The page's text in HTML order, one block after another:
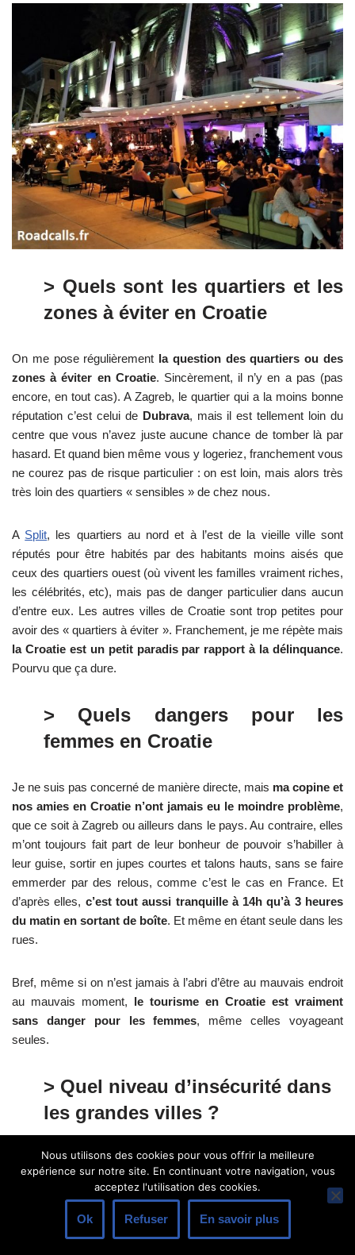
> Quels sont les quartiers et les
zones à éviter en Croatie
On me pose régulièrement la question des quartiers ou des
zones à éviter en Croatie. Sincèrement, il n’y en a pas (pas
encore, en tout cas). A Zagreb, le quartier qui a la moins bonne
réputation c’est celui de Dubrava, mais il est tellement loin du
centre que vous n’avez juste aucune chance de tomber là par
hasard. Et quand bien même vous y logeriez, franchement vous
ne courez pas de risque particulier : on est loin, mais alors très
très loin des quartiers « sensibles » de chez nous.
A Split, les quartiers au nord et à l’est de la vieille ville sont
réputés pour être habités par des habitants moins aisés que
ceux des quartiers ouest (où vivent les familles vraiment riches,
les célébrités, etc), mais pas de danger particulier dans aucun
d’entre eux. Les autres villes de Croatie sont trop petites pour
avoir des « quartiers à éviter ». Franchement, je me répète mais
la Croatie est un petit paradis par rapport à la délinquance.
Pourvu que ça dure.
> Quels dangers pour les
femmes en Croatie
Je ne suis pas concerné de manière directe, mais ma copine et
nos amies en Croatie n’ont jamais eu le moindre problème,
que ce soit à Zagreb ou ailleurs dans le pays. Au contraire, elles
m’ont toujours fait part de leur bonheur de pouvoir s’habiller à
leur guise, sortir en jupes courtes et talons hauts, sans se faire
emmerder par des relous, comme c’est le cas en France. Et
d’après elles, c’est tout aussi tranquille à 14h qu’à 3 heures
du matin en sortant de boîte. Et même en étant seule dans les
rues.
Bref, même si on n’est jamais à l’abri d’être au mauvais endroit
au mauvais moment, le tourisme en Croatie est vraiment
sans danger pour les femmes, même celles voyageant
seules.
> Quel niveau d’insécurité dans
les grandes villes ?
Zagreb, Split, Dubrovnik,Zadar etPula, les plus grandes villes
du pays (enfin, « grandes » c’est très relatif), ne présententpas
de danger particulierlié à l’insécurité. A taille de ville similaire
(Zagreb pourrait être comparée à Lyon par exemple, Split à
Rennes, etc), vous allez constater quec’est le jour et la nuit
Nous utilisons des cookies pour vous offrir la meilleure
expérience sur notre site. En continuant votre navigation, vous
acceptez l'utilisation des cookies.
Ok Refuser En savoir plus